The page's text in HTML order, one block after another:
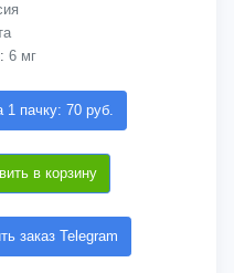
6 мг
1 пачку: 70 руб.
в корзину
заказ Telegram